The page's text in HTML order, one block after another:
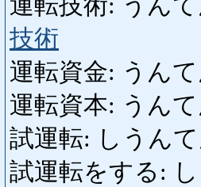
運転技術: うん
技術
運転資金: うん
運転資本: うん
試運転: しうんて
試運転をする: し